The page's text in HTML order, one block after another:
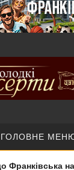
ГОЛОВНЕ
на